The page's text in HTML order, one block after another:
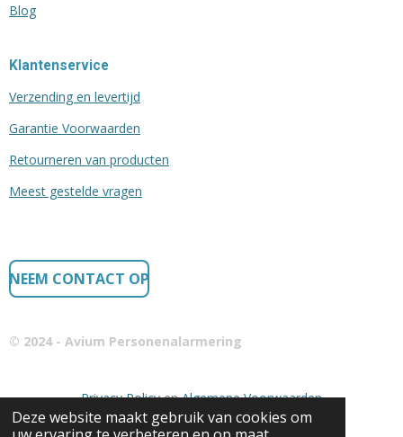
Deze website maakt gebruik van cookies om
Blog
Klantenservice
Verzending en levertijd
Garantie Voorwaarden
Retourneren van producten
Meest gestelde vragen
NEEM CONTACT OP
© 2024 - Avium Personenalarmering
Privacy PolicyenAlgemene Voorwaarden